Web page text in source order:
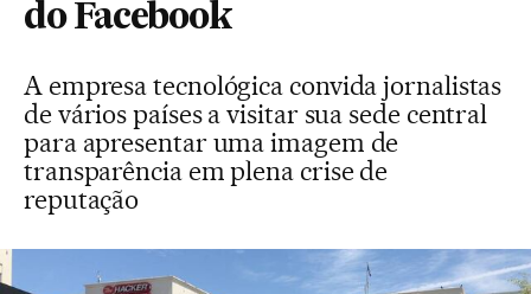
do Facebook
A empresa tecnológica convida jornalistas
de vários países a visitar sua sede central
para apresentar uma imagem de
transparência em plena crise de
reputação